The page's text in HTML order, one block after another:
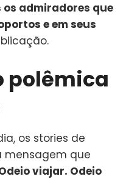
admiradores que
e em seus
polêmica
os stories de
mensagem que
viajar. Odeio